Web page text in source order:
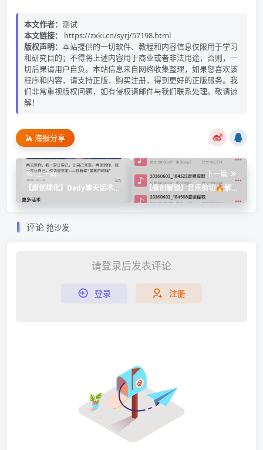
本文作者： 测试
本文链接：
https://zxki.cn/syrj/57198.html
版权声明： 本站提供的一切软件、教程和内容信息仅限用于学习
和研究目的；不得将上述内容用于商业或者非法用途，否则，一
切后果请用户自负。本站信息来自网络收集整理，如果您喜欢该
程序和内容，请支持正版，购买注册，得到更好的正版服务。我
们非常重视版权问题，如有侵权请邮件与我们联系处理。敬请谅
解！
海报分享
上一篇
【原创绿化】Dady聊天话术🔥
绿化版🔥脱单聊天技巧星座配
下一篇
【原创解锁】音乐剪切🔥解锁
会员🔥音频剪辑提取铃声制作
评论 抢沙发
请登录后发表评论
登录 注册